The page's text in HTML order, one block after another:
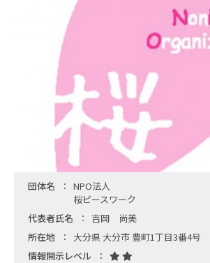
団体名
NPO法人
桜ピースワーク
代表者氏名
吉岡 尚美
所在地
大分県 大分市 豊町1丁目3番4号
情報開示レベル